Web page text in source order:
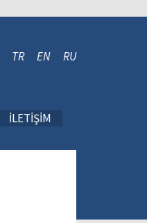
TR EN RU
İLETİŞİM